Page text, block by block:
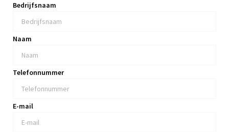
Bedrijfsnaam
Naam
Telefonnummer
E-mail